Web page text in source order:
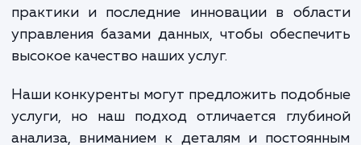
продаж и доходов. Во-вторых,
может снизить нагрузку на ваш сервер,
повысит его стабильность и увеличит его
экономить ресурсы, поскольку
база данных требует меньше